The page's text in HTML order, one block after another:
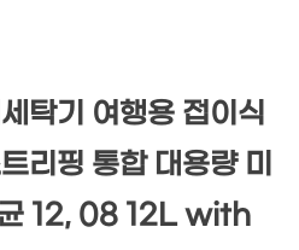
탁기 여행용 접이식
리핑 통합 대용량 미
균 12, 08 12L with